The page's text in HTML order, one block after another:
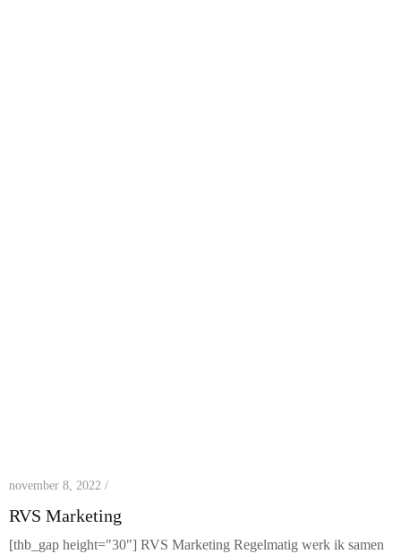
november 8, 2022 /
RVS Marketing
[thb_gap height="30"] RVS Marketing Regelmatig werk ik samen